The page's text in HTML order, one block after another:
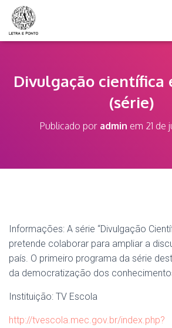
Divulgação científica
(série)
Publicado por admin em 21 de
Informações: A série “Divulgação
pretende colaborar para ampliar a
país. O primeiro programa da série
da democratização dos
Instituição: TV Escola
http://tvescola.mec.gov.br/index.php?